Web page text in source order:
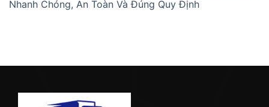
Nhanh Chóng, An Toàn Và Đúng Quy Định